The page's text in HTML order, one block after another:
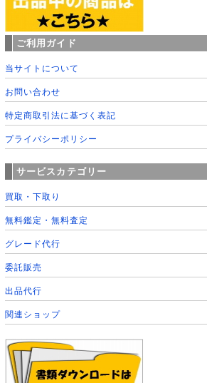
ご利用ガイド
当サイトについて
お問い合わせ
特定商取引法に基づく表記
プライバシーポリシー
サービスカテゴリー
買取・下取り
無料鑑定・無料査定
グレード代行
委託販売
出品代行
関連ショップ